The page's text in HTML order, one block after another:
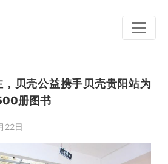
，贝壳公益携手贝壳贵阳站为
册图书
22日